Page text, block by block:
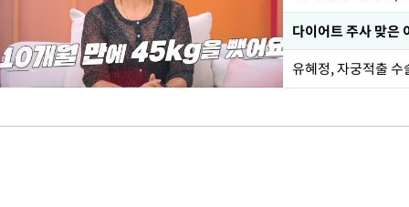
유혜정, 자궁적출